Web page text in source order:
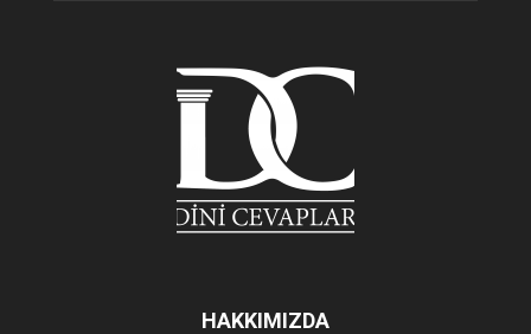
HAKKIMIZDA